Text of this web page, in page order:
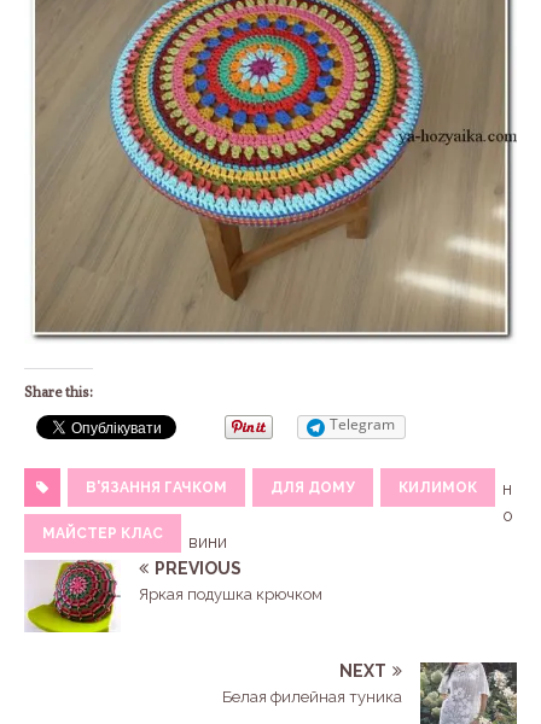
Share this:
Telegram
В'ЯЗАННЯ ГАЧКОМ ДЛЯ ДОМУ КИЛИМОК
МАЙСТЕР КЛАС
н
о
вини
PREVIOUS
Яркая подушка крючком
NEXT
Белая филейная туника